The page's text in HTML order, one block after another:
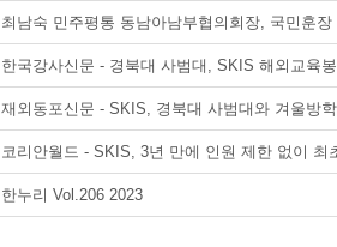
최남숙 민주평통 동남아남부협의회장, 국민훈
한국강사신문 - 경북대 사범대, SKIS 해외교육
재외동포신문 - SKIS, 경북대 사범대와 겨울방
코리안월드 - SKIS, 3년 만에 인원 제한 없이 최
한누리 Vol.206 2023